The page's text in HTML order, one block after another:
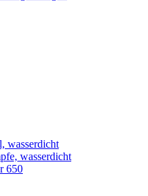
wasserdicht
wasserdicht
650